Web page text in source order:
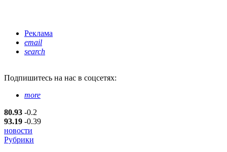
Реклама
email
search
Подпишитесь на нас в соцсетях:
more
80.93 -0.2
93.19 -0.39
новости
Рубрики